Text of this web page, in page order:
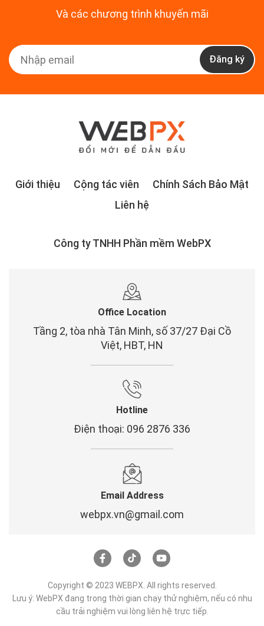
Và các chương trình khuyến mãi
Đăng ký
Giới thiệu Cộng tác viên
Chính Sách Bảo Mật
Liên hệ
Công ty TNHH Phần mềm WebPX
Office Location
Tầng 2, tòa nhà Tân Minh, số 37/27 Đại Cồ
Việt, HBT, HN
Hotline
Điện thoại: 096 2876 336
Email Address
webpx.vn@gmail.com
Copyright © 2023 WEBPX. All rights reserved.
Lưu ý: WebPX đang trong thời gian chạy thử nghiệm, nếu có nhu
cầu trải nghiệm vui lòng liên hệ trực tiếp.